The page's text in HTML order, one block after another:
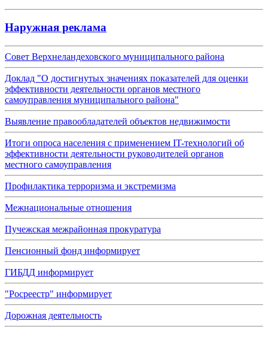
Наружная реклама
Совет Верхнеландеховского муниципального района
Доклад "О достигнутых значениях показателей для оценки
эффективности деятельности органов местного
самоуправления муниципального района"
Выявление правообладателей объектов недвижимости
Итоги опроса населения с применением IT-технологий об
эффективности деятельности руководителей органов
местного самоуправления
Профилактика терроризма и экстремизма
Межнациональные отношения
Пучежская межрайонная прокуратура
Пенсионный фонд информирует
ГИБДД информирует
"Росреестр" информирует
Дорожная деятельность